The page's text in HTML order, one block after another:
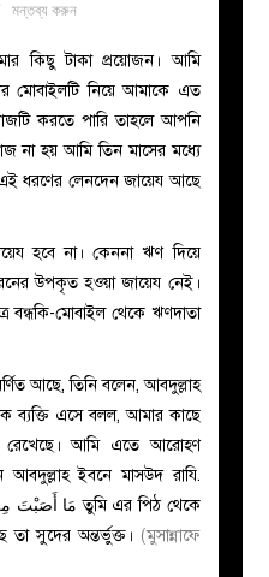
মন্তব্য করুন
কিছু টাকা প্রয়োজন। আমি
নিয়ে আমাকে এত
করতে পারি তাহলে আপনি
না হয় আমি তিন মাসের মধ্যে
ধরণের লেনদেন জায়েয আছে
হবে না। কেননা ঋণ দিয়ে
উপকৃত হওয়া জায়েয নেই।
বন্ধকি-মোবাইল থেকে ঋণদাতা
আছে, তিনি বলেন, আবদুল্লাহ
ব্যক্তি এসে বলল, আমার কাছে
রেখেছে। আমি এতে আরোহণ
ইবনে মাসউদ রাযি.
مَا أَصَبْتَ তুমি এর পিঠ থেকে
সুদের অন্তর্ভুক্ত। (মুসান্নাফে